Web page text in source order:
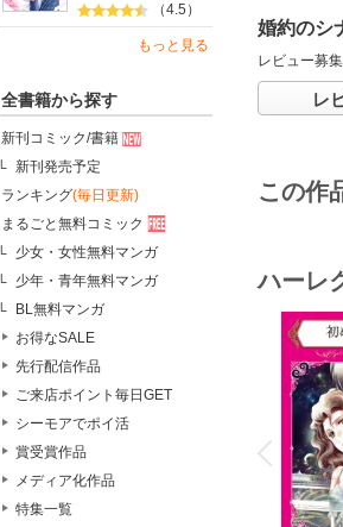
（4.5）
もっと見る
全書籍から探す
新刊コミック/書籍
新刊発売予定
ランキング(毎日更新)
まるごと無料コミック
少女・女性無料マンガ
少年・青年無料マンガ
BL無料マンガ
お得なSALE
先行配信作品
ご来店ポイント毎日GET
シーモアでポイ活
賞受賞作品
メディア化作品
特集一覧
婚約のシ
レビュー募集
レ
この作
ハーレ
P
r
e
i
o
u
s